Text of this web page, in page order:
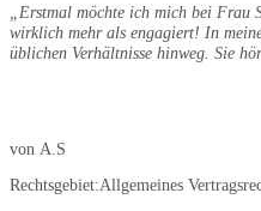
Erstmal möchte ich mich bei Frau
wirklich mehr als engagiert! In
üblichen Verhältnisse hinweg. Sie
von A.S
Rechtsgebiet:Allgemeines